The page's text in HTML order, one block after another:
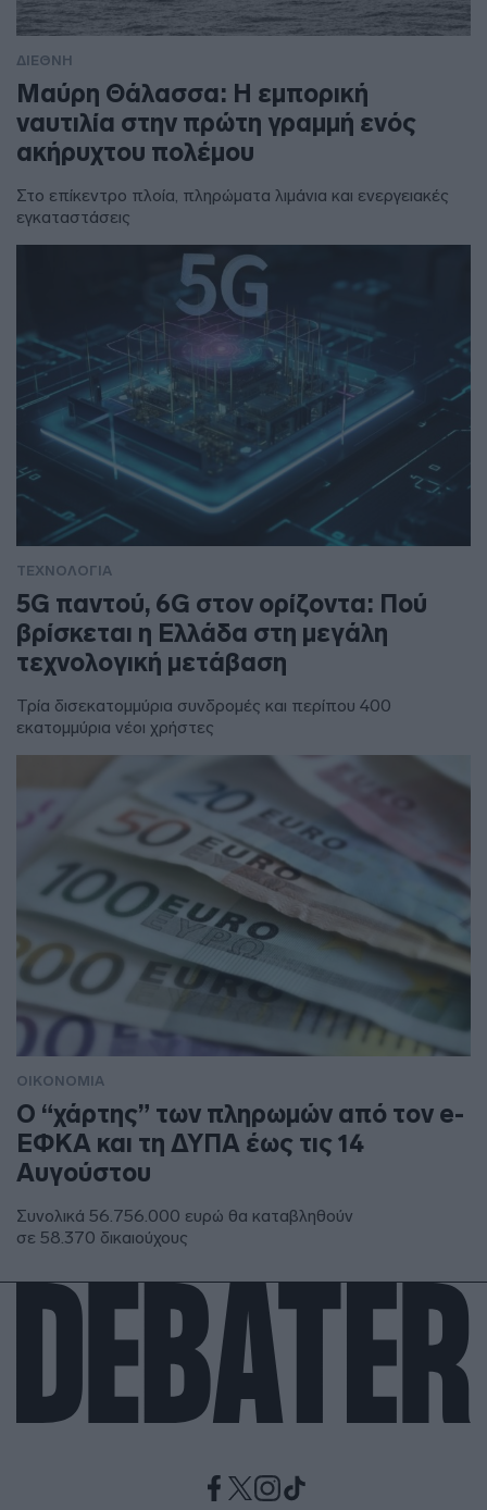
ΔΙΕΘΝΗ
Μαύρη Θάλασσα: Η εμπορική
ναυτιλία στην πρώτη γραμμή ενός
ακήρυχτου πολέμου
Στο επίκεντρο πλοία, πληρώματα λιμάνια και ενεργειακές
εγκαταστάσεις
ΤΕΧΝΟΛΟΓΙΑ
5G παντού, 6G στον ορίζοντα: Πού
βρίσκεται η Ελλάδα στη μεγάλη
τεχνολογική μετάβαση
Τρία δισεκατομμύρια συνδρομές και περίπου 400
εκατομμύρια νέοι χρήστες
ΟΙΚΟΝΟΜΙΑ
Ο “χάρτης” των πληρωμών από τον e-
ΕΦΚΑ και τη ΔΥΠΑ έως τις 14
Αυγούστου
Συνολικά 56.756.000 ευρώ θα καταβληθούν
σε 58.370 δικαιούχους